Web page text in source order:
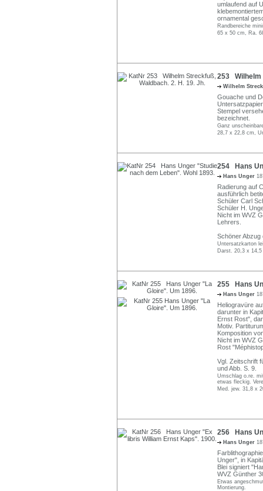
umlaufend auf
ornamental
Randbereiche
65 x 50 cm, Ra.
253 Wilhelm
Wilhelm
Gouache und
Stempel
bezeichnet.
Ganz
28,7 x 22,8 cm,
254 Hans
Hans Unger
Radierung auf
ausführlich
Schüler Carl
Schüler H.
Nicht im WVZ
Lehrers.
Schöner Abzug
Untersatzkarton
Darst. 20,3 x
255 Hans
Hans Unger
Heliogravüre
darunter in
Ernst Rost",
Motiv.
Komposition
Nicht im WVZ
Rost
Vgl. Zeitschrift
und Abb. S. 9.
Umschlag o.re.
etwas fleckig.
Med. jew. 31,8 x
256 Hans
Hans Unger
Unger", in
Blei signiert
WVZ Günther
Etwas
Montierung.